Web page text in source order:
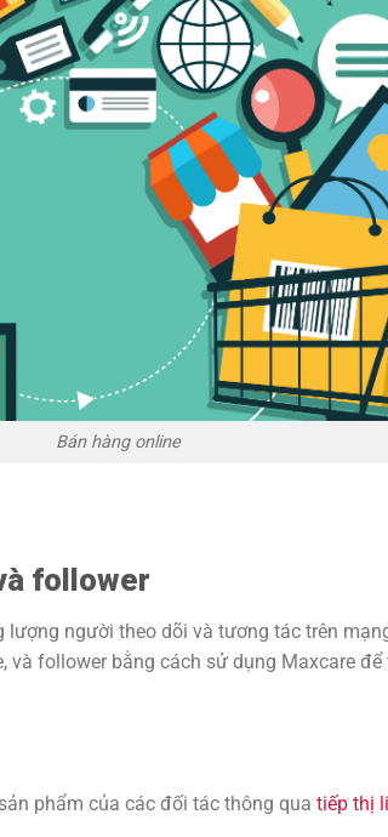
Bán hàng online
follower
người theo dõi và tương tác trên
và follower bằng cách sử dụng Maxcare
phẩm của các đối tác thông qua tiếp thị